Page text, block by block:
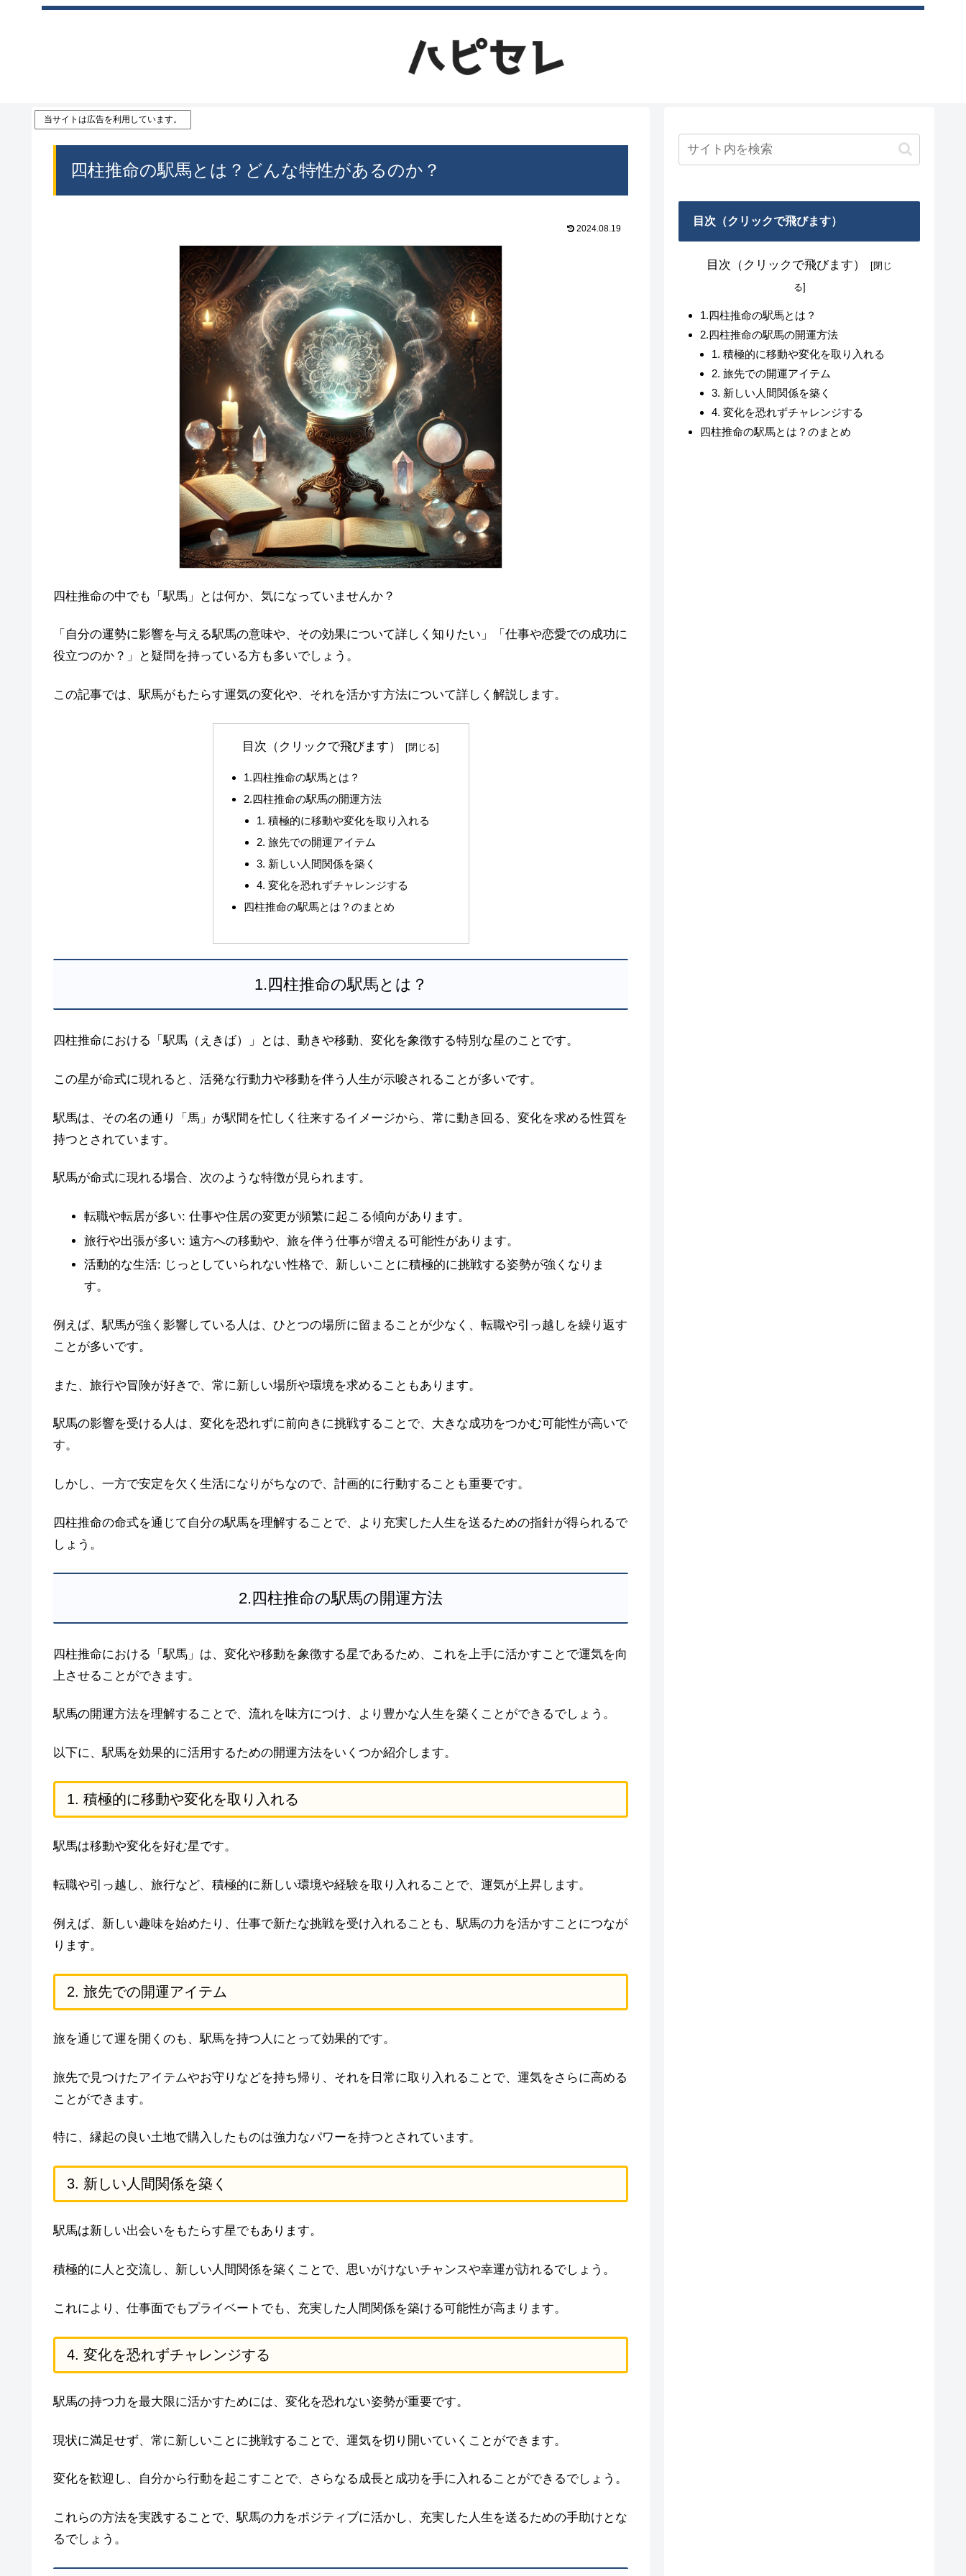
当サイトは広告を利用しています。
四柱推命の駅馬とは？どんな特性があるのか？
2024.08.19
四柱推命の中でも「駅馬」とは何か、気になっていませんか？
「自分の運勢に影響を与える駅馬の意味や、その効果について詳しく知りたい」「仕事や恋愛での成功に
役立つのか？」と疑問を持っている方も多いでしょう。
この記事では、駅馬がもたらす運気の変化や、それを活かす方法について詳しく解説します。
目次（クリックで飛びます）
1.四柱推命の駅馬とは？
2.四柱推命の駅馬の開運方法
1. 積極的に移動や変化を取り入れる
2. 旅先での開運アイテム
3. 新しい人間関係を築く
4. 変化を恐れずチャレンジする
四柱推命の駅馬とは？のまとめ
1.四柱推命の駅馬とは？
四柱推命における「駅馬（えきば）」とは、動きや移動、変化を象徴する特別な星のことです。
この星が命式に現れると、活発な行動力や移動を伴う人生が示唆されることが多いです。
駅馬は、その名の通り「馬」が駅間を忙しく往来するイメージから、常に動き回る、変化を求める性質を
持つとされています。
駅馬が命式に現れる場合、次のような特徴が見られます。
転職や転居が多い: 仕事や住居の変更が頻繁に起こる傾向があります。
旅行や出張が多い: 遠方への移動や、旅を伴う仕事が増える可能性があります。
活動的な生活: じっとしていられない性格で、新しいことに積極的に挑戦する姿勢が強くなりま
す。
例えば、駅馬が強く影響している人は、ひとつの場所に留まることが少なく、転職や引っ越しを繰り返す
ことが多いです。
また、旅行や冒険が好きで、常に新しい場所や環境を求めることもあります。
駅馬の影響を受ける人は、変化を恐れずに前向きに挑戦することで、大きな成功をつかむ可能性が高いで
す。
しかし、一方で安定を欠く生活になりがちなので、計画的に行動することも重要です。
四柱推命の命式を通じて自分の駅馬を理解することで、より充実した人生を送るための指針が得られるで
しょう。
2.四柱推命の駅馬の開運方法
四柱推命における「駅馬」は、変化や移動を象徴する星であるため、これを上手に活かすことで運気を向
上させることができます。
駅馬の開運方法を理解することで、流れを味方につけ、より豊かな人生を築くことができるでしょう。
以下に、駅馬を効果的に活用するための開運方法をいくつか紹介します。
1. 積極的に移動や変化を取り入れる
駅馬は移動や変化を好む星です。
転職や引っ越し、旅行など、積極的に新しい環境や経験を取り入れることで、運気が上昇します。
例えば、新しい趣味を始めたり、仕事で新たな挑戦を受け入れることも、駅馬の力を活かすことにつなが
ります。
2. 旅先での開運アイテム
旅を通じて運を開くのも、駅馬を持つ人にとって効果的です。
旅先で見つけたアイテムやお守りなどを持ち帰り、それを日常に取り入れることで、運気をさらに高める
ことができます。
特に、縁起の良い土地で購入したものは強力なパワーを持つとされています。
3. 新しい人間関係を築く
駅馬は新しい出会いをもたらす星でもあります。
積極的に人と交流し、新しい人間関係を築くことで、思いがけないチャンスや幸運が訪れるでしょう。
これにより、仕事面でもプライベートでも、充実した人間関係を築ける可能性が高まります。
4. 変化を恐れずチャレンジする
駅馬の持つ力を最大限に活かすためには、変化を恐れない姿勢が重要です。
現状に満足せず、常に新しいことに挑戦することで、運気を切り開いていくことができます。
変化を歓迎し、自分から行動を起こすことで、さらなる成長と成功を手に入れることができるでしょう。
これらの方法を実践することで、駅馬の力をポジティブに活かし、充実した人生を送るための手助けとな
るでしょう。
目次（クリックで飛びます）
目次（クリックで飛びます）
1.四柱推命の駅馬とは？
2.四柱推命の駅馬の開運方法
1. 積極的に移動や変化を取り入れる
2. 旅先での開運アイテム
3. 新しい人間関係を築く
4. 変化を恐れずチャレンジする
四柱推命の駅馬とは？のまとめ